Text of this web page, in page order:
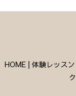
HOME| 体験レッスン